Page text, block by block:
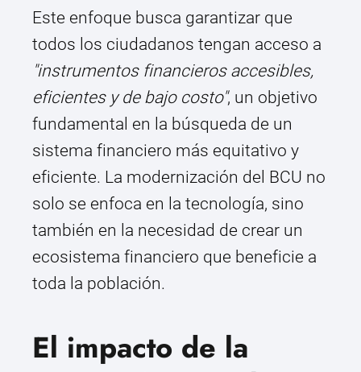
Este enfoque busca garantizar que
todos los ciudadanos tengan acceso a
"instrumentos financieros accesibles,
eficientes y de bajo costo", un objetivo
fundamental en la búsqueda de un
sistema financiero más equitativo y
eficiente. La modernización del BCU no
solo se enfoca en la tecnología, sino
también en la necesidad de crear un
ecosistema financiero que beneficie a
toda la población.
El impacto de la